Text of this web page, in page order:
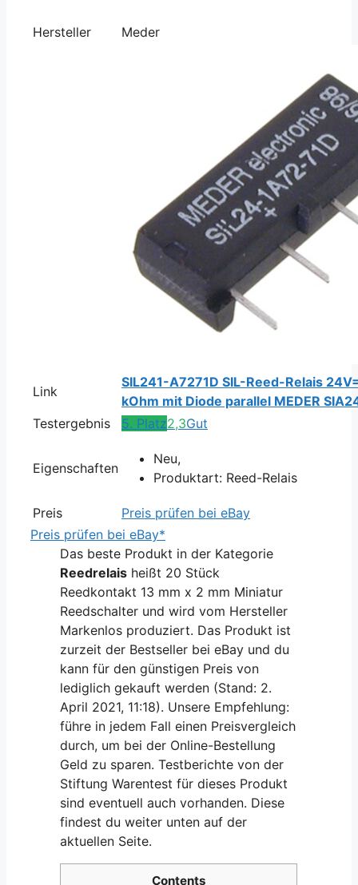
Hersteller Meder
Link
SIL241-A7271D SIL-Reed-Relais
kOhm mit Diode parallel MEDER
Testergebnis
5. Platz2,3Gut
Eigenschaften
Neu,
Produktart: Reed-Relais
Preis
Preis prüfen bei eBay
Preis prüfen bei eBay*
Das beste Produkt in der Kategorie
Reedrelais heißt 20 Stück
Reedkontakt 13 mm x 2 mm Miniatur
Reedschalter und wird vom Hersteller
Markenlos produziert. Das Produkt ist
zurzeit der Bestseller bei eBay und du
kann für den günstigen Preis von
lediglich gekauft werden (Stand: 2.
April 2021, 11:18). Unsere Empfehlung:
führe in jedem Fall einen Preisvergleich
durch, um bei der Online-Bestellung
Geld zu sparen. Testberichte von der
Stiftung Warentest für dieses Produkt
sind eventuell auch vorhanden. Diese
findest du weiter unten auf der
aktuellen Seite.
Contents